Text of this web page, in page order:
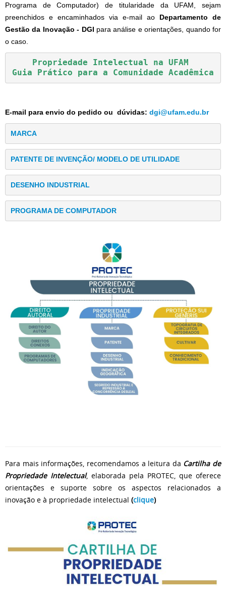
Programa de Computador) de titularidade da UFAM, sejam
preenchidos e encaminhados via e-mail ao Departamento de
Gestão da Inovação - DGI para análise e orientações, quando for
o caso.
Propriedade Intelectual na UFAM
Guia Prático para a Comunidade Acadêmica
E-mail para envio do pedido ou dúvidas: dgi@ufam.edu.br
MARCA
PATENTE DE INVENÇÃO/ MODELO DE UTILIDADE
DESENHO INDUSTRIAL
PROGRAMA DE COMPUTADOR
Para mais informações, recomendamos a leitura da Cartilha de
Propriedade Intelectual, elaborada pela PROTEC, que oferece
orientações e suporte sobre os aspectos relacionados a
inovação e à propriedade intelectual (clique)